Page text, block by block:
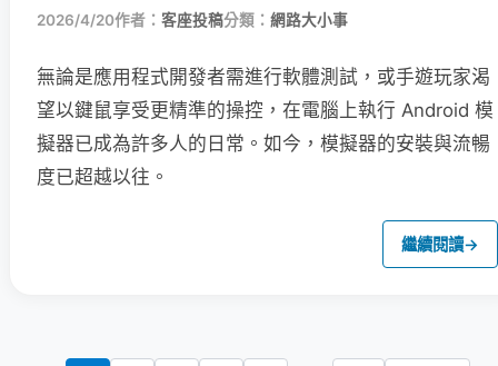
2026/4/20作者： 客座投稿分類： 網路大小事
無論是應用程式開發者需進行軟體測試，或手遊玩家渴
望以鍵鼠享受更精準的操控，在電腦上執行 Android 模
擬器已成為許多人的日常。如今，模擬器的安裝與流暢
度已超越以往。
繼續閱讀→